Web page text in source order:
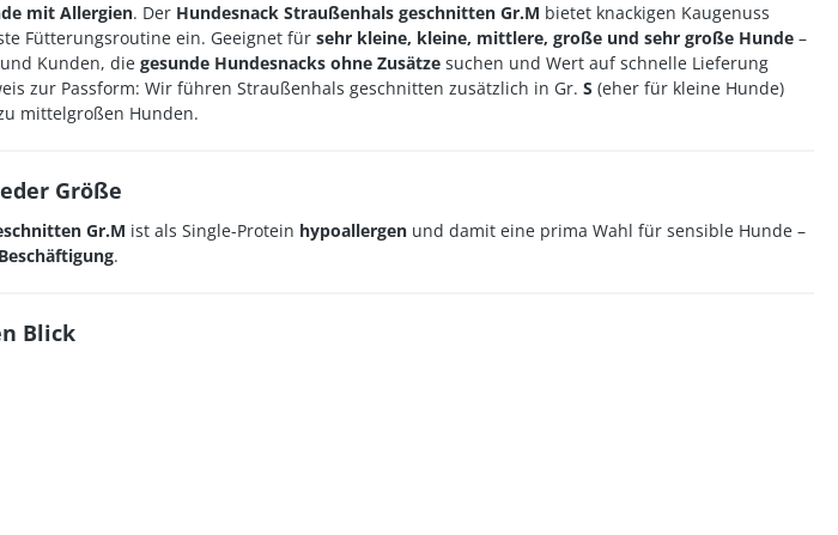
mit Allergien. Der Hundesnack Straußenhals geschnitten Gr.M bietet knackigen Kaugenuss
Fütterungsroutine ein. Geeignet für sehr kleine, kleine, mittlere, große und sehr große Hunde –
Kunden, die gesunde Hundesnacks ohne Zusätze suchen und Wert auf schnelle Lieferung
zur Passform: Wir führen Straußenhals geschnitten zusätzlich in Gr. S (eher für kleine Hunde)
mittelgroßen Hunden.
Größe
Gr.M ist als Single-Protein hypoallergen und damit eine prima Wahl für sensible Hunde –
.
Blick